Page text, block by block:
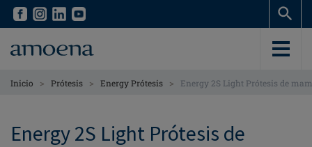
Skip
content
Skip
content
Inicio > Prótesis > Energy Prótesis > Energy 2S Light Prótesis de
Energy 2S Light Prótesis de